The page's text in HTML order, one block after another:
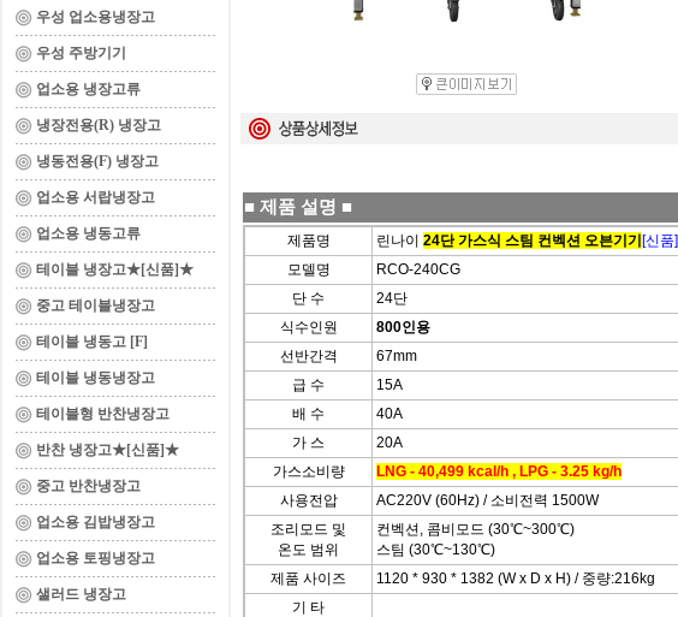
우성 업소용냉장고
우성 주방기기
업소용 냉장고류
냉장전용(R) 냉장고
냉동전용(F) 냉장고
업소용 서랍냉장고
업소용 냉동고류
테이블 냉장고★[신품]★
중고 테이블냉장고
테이블 냉동고 [F]
테이블 냉동냉장고
테이블형 반찬냉장고
반찬 냉장고★[신품]★
중고 반찬냉장고
업소용 김밥냉장고
업소용 토핑냉장고
샐러드 냉장고
■ 제품 설명 ■
제품명 린나이 24단 가스식 스팀 컨벡션 오븐기기 [신품]
모델명
RCO-240CG
단 수
24단
식수인원
800인용
선반간격
67mm
급 수
15A
배 수
40A
가 스
20A
가스소비량
LNG - 40,499 kcal/h , LPG - 3.25 kg/h
사용전압
AC220V (60Hz) / 소비전력 1500W
조리모드 및
온도 범위
컨벡션, 콤비모드 (30℃~300℃)
스팀 (30℃~130℃)
제품 사이즈
1120 * 930 * 1382 (W x D x H) / 중량:216kg
기 타